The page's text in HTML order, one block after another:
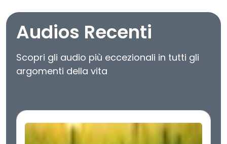
Audios Recenti
Scopri gli audio più eccezionali in tutti gli
argomenti della vita